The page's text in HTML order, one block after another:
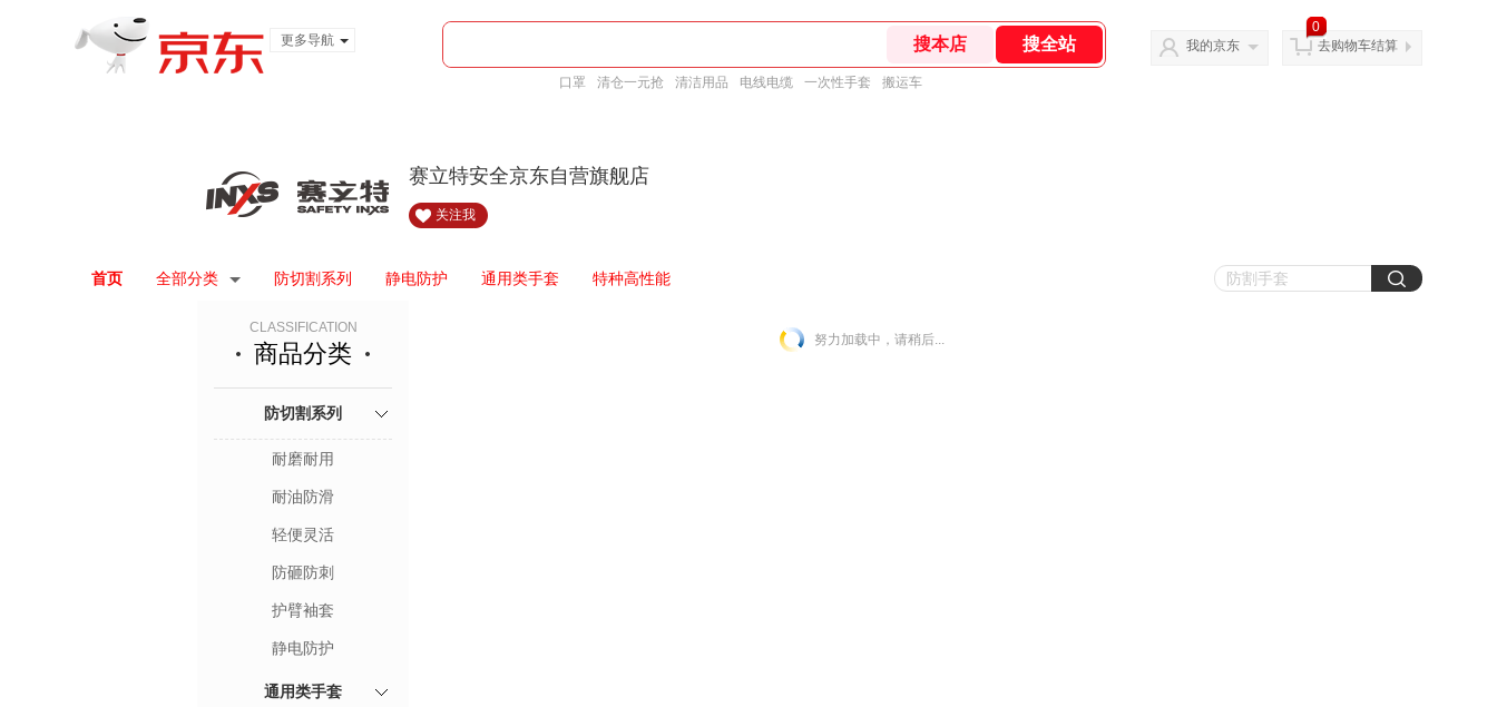
更多导航
口罩 清仓一元抢 清洁用品 电线电缆 一次性手套 搬运车
我的京东
0
去购物车结算
赛立特安全京东自营旗舰店
关注我
首页 全部分类 防切割系列 静电防护 通用类手套 特种高性能
CLASSIFICATION
商品分类
防切割系列
耐磨耐用
耐油防滑
轻便灵活
防砸防刺
护臂袖套
静电防护
通用类手套
努力加载中，请稍后...